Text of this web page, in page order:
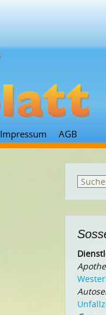
Impressum AGB